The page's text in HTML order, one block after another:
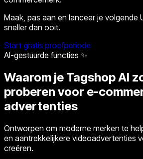
Maak, pas aan en lanceer je volgende
sneller dan ooit.
Start gratis proefperiode
AI-gestuurde functies ✨
Waarom je Tagshop AI
proberen voor e-
advertenties
Ontworpen om moderne merken te
en aantrekkelijkere videoadvertenties
creëren.